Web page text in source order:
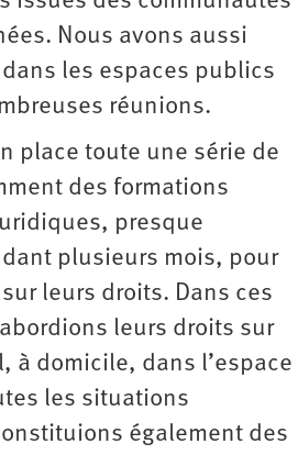
Nous avons aussi
les espaces publics
réunions.
place toute une série de
des formations
presque
plusieurs mois, pour
leurs droits. Dans ces
leurs droits sur
à domicile, dans l’espace
les situations
également des